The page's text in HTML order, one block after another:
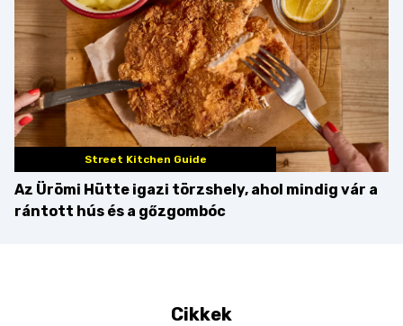
Street Kitchen Guide
Az Ürömi Hütte igazi törzshely, ahol mindig vár a
rántott hús és a gőzgombóc
Cikkek